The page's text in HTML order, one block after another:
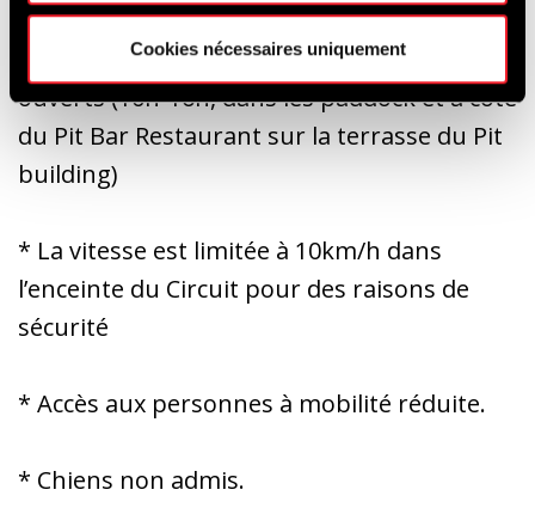
Cookies nécessaires uniquement
* Les deux shops officiels du Circuit seront
ouverts (10h-16h, dans les paddock et à côté
du Pit Bar Restaurant sur la terrasse du Pit
building)
* La vitesse est limitée à 10km/h dans
l’enceinte du Circuit pour des raisons de
sécurité
* Accès aux personnes à mobilité réduite.
* Chiens non admis.